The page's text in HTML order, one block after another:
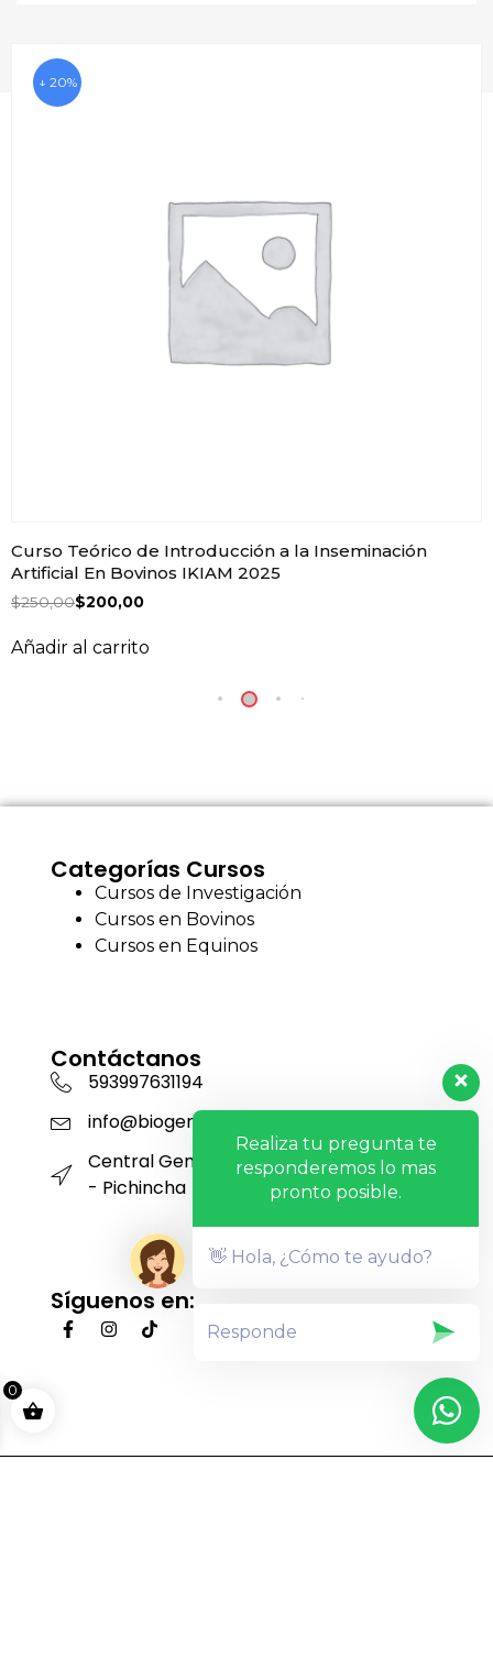
↓ 20%
Curso Teórico de Introducción a la Inseminación
Artificial En Bovinos IKIAM 2025
$250,00$200,00
Añadir al carrito
Categorías Cursos
Cursos de Investigación
Cursos en Bovinos
Cursos en Equinos
Contáctanos
593997631194
info@biogensa.com.ec
Central Genética San Carlos - Machachi
- Pichincha
Síguenos en:
0
Realiza tu pregunta te
responderemos lo mas
pronto posible.
👋 Hola, ¿Cómo te ayudo?